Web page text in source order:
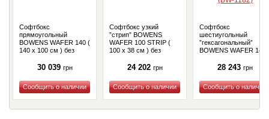
Софтбокс
прямоугольный
BOWENS WAFER 140 (
140 х 100 см ) без
30 039 грн
Купить
Софтбокс узкий
”стрип” BOWENS
WAFER 100 STRIP (
100 x 38 см ) без
24 202 грн
Купить
Софтбокс
шестиугольный
”гексагональный”
BOWENS WAFER 140
адаптера (BW-1182)
28 243 грн
Купить